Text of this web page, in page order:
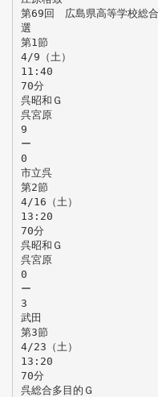
第69回 広島県高等学校総
選
第1節
4/9（土）
11:40
70分
呉昭和Ｇ
呉宮原
9
ー
0
市立呉
第2節
4/16（土）
13:20
70分
呉昭和Ｇ
呉宮原
0
ー
3
武田
第3節
4/23（土）
13:20
70分
呉総合多目的Ｇ